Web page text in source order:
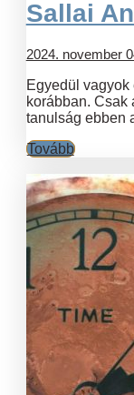
Sallai
2024. november
Egyedül vagyok
korábban. Csak
tanulság ebben
Tovább